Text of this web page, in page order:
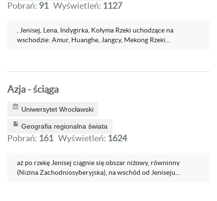
Pobrań: 91 Wyświetleń: 1127
, Jenisej, Lena, Indygirka, Kołyma Rzeki uchodzące na
wschodzie: Amur, Huanghe, Jangcy, Mekong Rzeki...
Azja - ściąga
Uniwersytet Wrocławski
Geografia regionalna świata
Pobrań: 161 Wyświetleń: 1624
aż po rzekę Jenisej ciągnie się obszar niżowy, równinny
(Nizina Zachodniosyberyjska), na wschód od Jeniseju...